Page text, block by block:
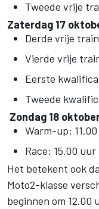
Tweede vrije
Zaterdag 17
Derde vrije
Vierde vrije
Eerste
Tweede
Zondag 18
Warm-up:
Race: 15.00 uur
Het betekent ook
Moto2-klasse
beginnen om